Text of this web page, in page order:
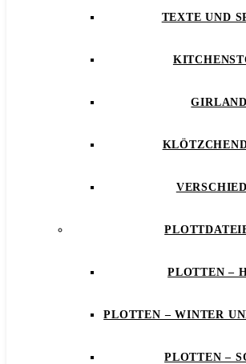
TEXTE UND
PLOTTEN –
PLOTTEN – WINTER
PLOTTEN –